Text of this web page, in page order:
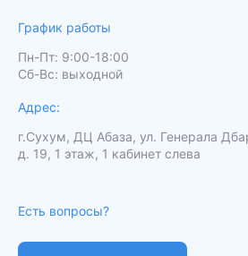
График работы
Пн-Пт: 9:00-18:00
Сб-Вс: выходной
Адрес:
г.Сухум, ДЦ Абаза, ул. Генерала
д. 19, 1 этаж, 1 кабинет слева
Есть вопросы?